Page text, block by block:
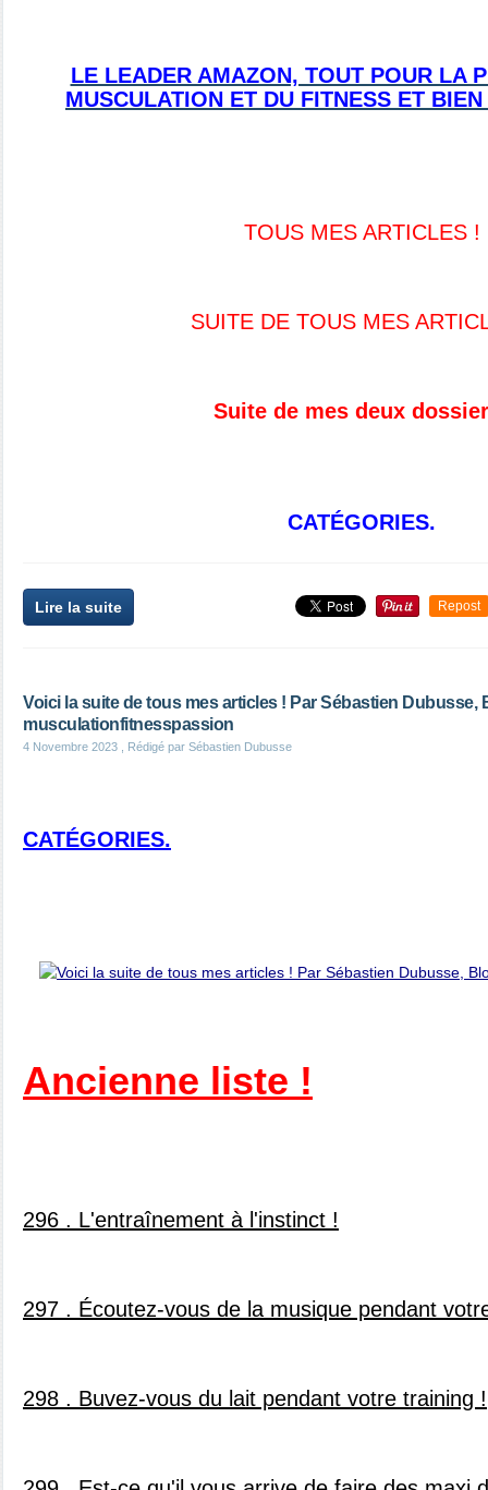
LE LEADER AMAZON, TOUT POUR LA
MUSCULATION ET DU FITNESS ET
TOUS MES ARTICLES !
SUITE DE TOUS MES
Suite de mes deux
CATÉGORIES.
Lire la suite Repost
Voici la suite de tous mes articles ! Par Sébastien Dubusse,
musculationfitnesspassion
4 Novembre 2023 , Rédigé par Sébastien Dubusse
CATÉGORIES.
Ancienne liste !
296 . L'entraînement à l'instinct !
297 . Écoutez-vous de la musique pendant
298 . Buvez-vous du lait pendant votre training !